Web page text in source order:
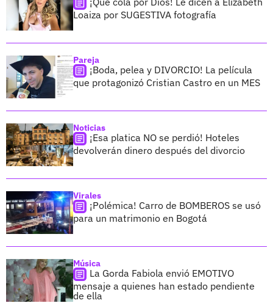
Loaiza por SUGESTIVA fotografía
Pareja
¡Boda, pelea y DIVORCIO! La película
que protagonizó Cristian Castro en un MES
Noticias
¡Esa platica NO se perdió! Hoteles
devolverán dinero después del divorcio
Virales
¡Polémica! Carro de BOMBEROS se usó
para un matrimonio en Bogotá
Música
La Gorda Fabiola envió EMOTIVO
mensaje a quienes han estado pendiente
de ella